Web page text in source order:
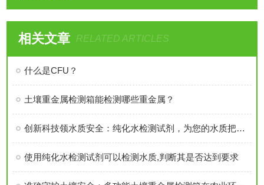
相关文章 RELATED ARTICLES
什么是CFU？
土壤重金属检测箱能检测哪些重金属？
创新科技领水质安全：纯化水检测试剂，为您的水质把关到底
使用纯化水检测试剂可以检测水质,判断其是否达到要求